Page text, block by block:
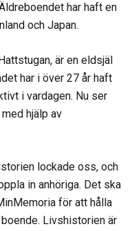
har haft en
och Japan.
är en eldsjäl
har i över 27 år haft
i vardagen. Nu ser
hjälp av
lockade oss, och
in anhöriga. Det ska
för att hålla
Livshistorien är